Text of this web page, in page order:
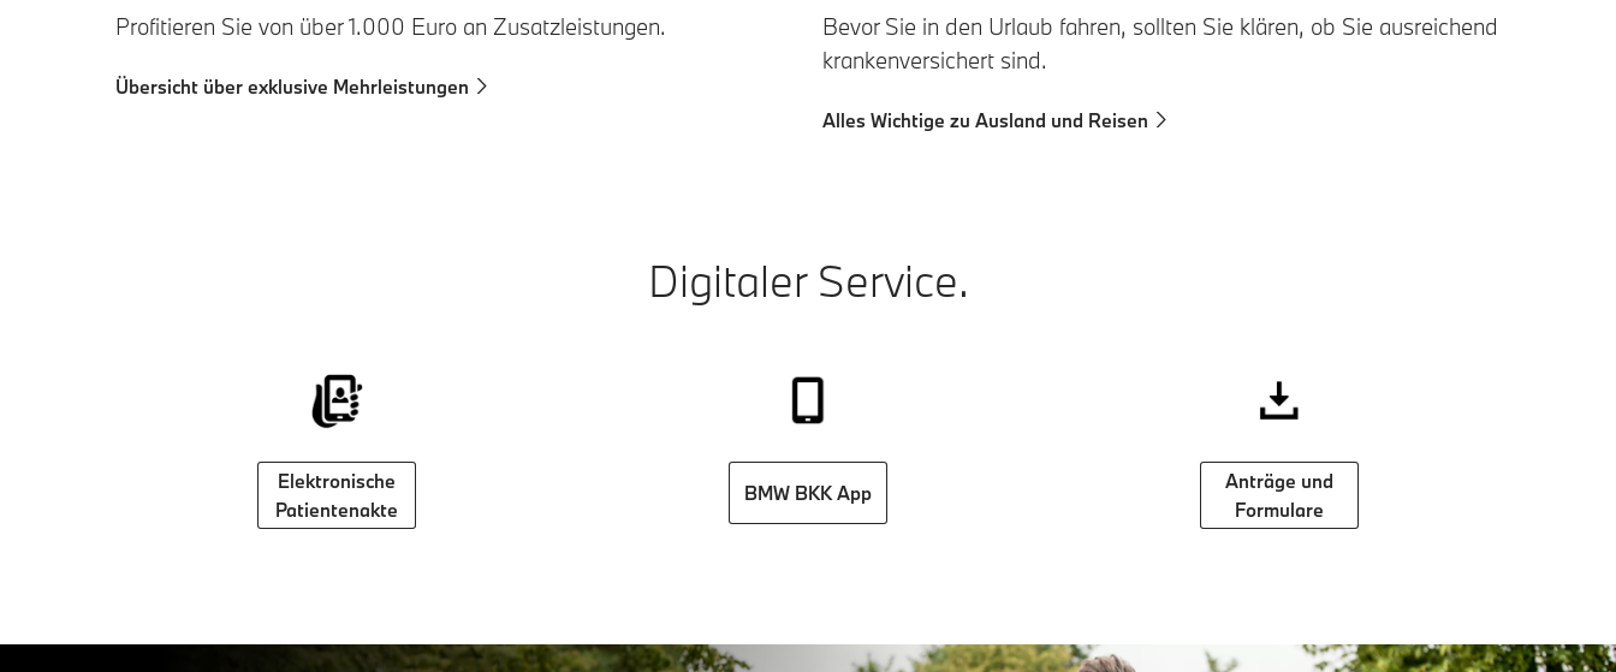
Profitieren Sie von über 1.000 Euro an Zusatzleistungen.
Übersicht über exklusive Mehrleistungen
Bevor Sie in den Urlaub fahren, sollten Sie klären, ob Sie ausreichend
krankenversichert sind.
Alles Wichtige zu Ausland und Reisen
Digitaler Service.
Elektronische
Patientenakte
BMW BKK App
Anträge und
Formulare